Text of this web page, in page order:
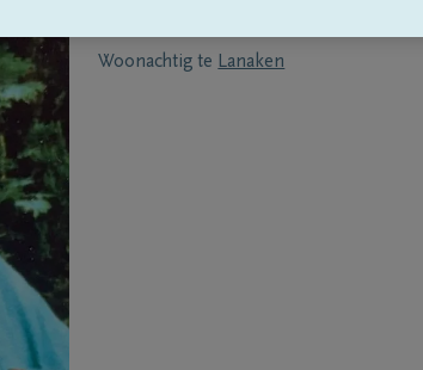
Woonachtig te Lanaken